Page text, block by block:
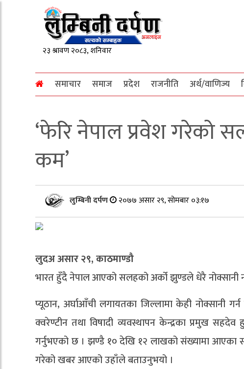
समाचार समाज प्रदेश राजनीति अर्थ/वाणिज्य
‘फेरि नेपाल प्रवेश गरेको
कम’
लुम्बिनी दर्पण २०७७ असार २९, सोमबार ०३:१७
लुदअ असार २९, काठमाण्डौ
भारत हुँदै नेपाल आएको सलहको अर्को झुण्डले धेरै नोक्सानी
प्यूठान, अर्घाआँची लगायतका जिल्लामा केही नोक्सानी
क्वरेण्टीन तथा विषादी व्यवस्थापन केन्द्रका प्रमुख
गर्नुभएको छ । झण्डै १० देखि १२ लाखको संख्यामा आएका
गरेको खबर आएको उहाँले बताउनुभयो ।